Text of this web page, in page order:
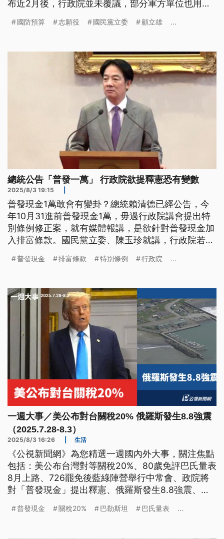
布近2月後，行政院並未覆議，部分軍方單位也用志
清，行政院則提出釋憲。今（26）日國防部長顧立雄
憲或其他方式來達到共識。
國防預算 志願役 國民黨立委 顧立雄 ...
總統公告「普發一萬」 行政院欲提釋憲恐有變數
2025/8/3 19:15
普發現金1萬敢會有變卦？總統賴清德已經公告，今
年10月31進前普發現金1萬，毋過行政院講會提出特
別條例修正案，就有媒體報講，是欲針對普發現金加
入排富條款。國民黨立委、陳玉珍就講，行政院若欲
1千5百億提來發現金予民眾。
普發現金 排富條款 特別條例 行政院 ...
一週大事／美公布對台關稅20% 俄羅斯發生8.8強震
（2025.7.28-8.3）
2025/8/3 16:26 生活
《公視新聞網》為您精選一週國內外大事，關注焦點
包括：美公布台灣對等關稅20%、80歲免評巴氏量表
8月上路、726罷免後藍綠陣營舉行中常會、政院將
對「普發現金」提出釋憲、俄羅斯發生8.8強震、泰
坦國。
普發現金 關稅20% 巴勒斯坦 巴氏量表 ...